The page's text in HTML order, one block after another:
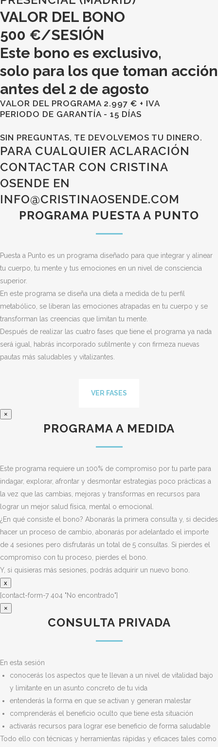
VALOR DEL BONO
500 €/SESIÓN
Este bono es exclusivo,
solo para los que toman acción
antes del 2 de agosto
VALOR DEL PROGRAMA 2.997 € + IVA
PERIODO DE GARANTÍA - 15 DÍAS
SIN PREGUNTAS, TE DEVOLVEMOS TU DINERO.
PARA CUALQUIER ACLARACIÓN
CONTACTAR CON CRISTINA
OSENDE EN
INFO@CRISTINAOSENDE.COM
PROGRAMA PUESTA A PUNTO
Puesta a Punto es un programa diseñado para que integrar y alinear
tu cuerpo, tu mente y tus emociones en un nivel de consciencia
superior.
En este programa se diseña una dieta a medida de tu perfil
metabólico, se liberan las emociones atrapadas en tu cuerpo y se
transforman las creencias que limitan tu mente.
Después de realizar las cuatro fases que tiene el programa ya nada
será igual, habrás incorporado sutilmente y con firmeza nuevas
pautas más saludables y vitalizantes.
VER FASES
×
PROGRAMA A MEDIDA
Este programa requiere un 100% de compromiso por tu parte para
indagar, explorar, afrontar y desmontar estrategias poco prácticas a
la vez que las cambias, mejoras y transformas en recursos para
lograr un mejor salud física, mental o emocional.
¿En qué consiste el bono? Abonarás la primera consulta y, si decides
hacer un proceso de cambio, abonarás por adelantado el importe
de 4 sesiones pero disfrutarás un total de 5 consultas. Si pierdes el
compromiso con tu proceso, pierdes el bono.
Y, si quisieras más sesiones, podrás adquirir un nuevo bono.
x
[contact-form-7 404 "No encontrado"]
×
CONSULTA PRIVADA
En esta sesión
conocerás los aspectos que te llevan a un nivel de vitalidad bajo
y limitante en un asunto concreto de tu vida
entenderás la forma en que se activan y generan malestar
comprenderás el beneficio oculto que tiene esta situación
activarás recursos para lograr ese beneficio de forma saludable
Todo ello con técnicas y herramientas rápidas y eficaces tales como